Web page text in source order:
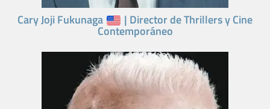
Cary Joji Fukunaga | Director de Thrillers y Cine
Contemporáneo